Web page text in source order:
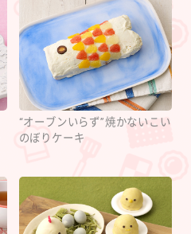
“オーブンいらず”焼かないこい
のぼりケーキ